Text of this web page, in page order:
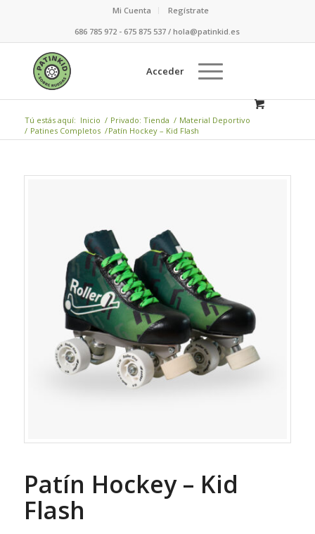
Mi Cuenta
Regístrate
686 785 972 - 675 875 537 / hola@patinkid.es
Acceder
Tú estás aquí: Inicio / Privado: Tienda / Material Deportivo
/ Patines Completos /Patín Hockey – Kid Flash
Patín Hockey – Kid
Flash